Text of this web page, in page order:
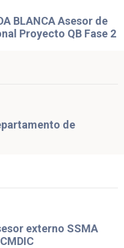
BLANCA Asesor de
Proyecto QB Fase 2
de
externo SSMA